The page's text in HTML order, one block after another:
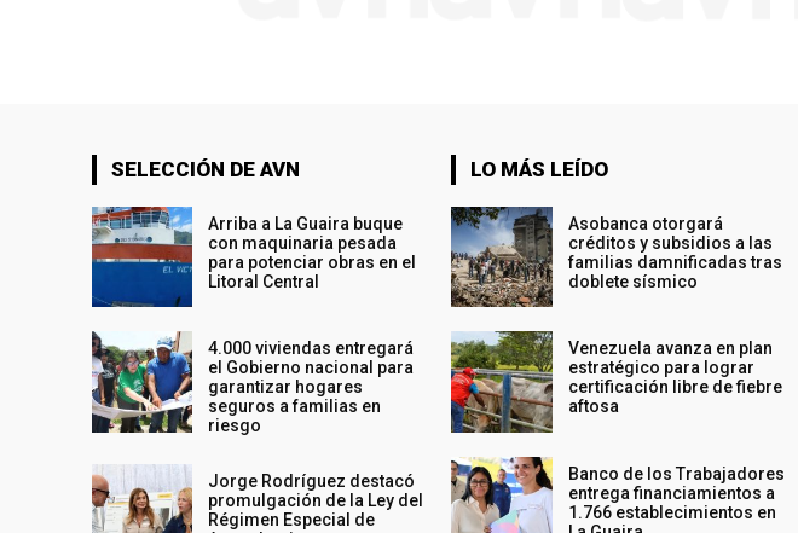
SELECCIÓN DE AVN
Arriba a La Guaira buque
con maquinaria pesada
para potenciar obras en el
Litoral Central
4.000 viviendas entregará
el Gobierno nacional para
garantizar hogares
seguros a familias en
riesgo
Jorge Rodríguez destacó
promulgación de la Ley del
Régimen Especial de
LO MÁS LEÍDO
Asobanca otorgará
créditos y subsidios a las
familias damnificadas tras
doblete sísmico
Venezuela avanza en plan
estratégico para lograr
certificación libre de fiebre
aftosa
Banco de los Trabajadores
entrega financiamientos a
1.766 establecimientos en